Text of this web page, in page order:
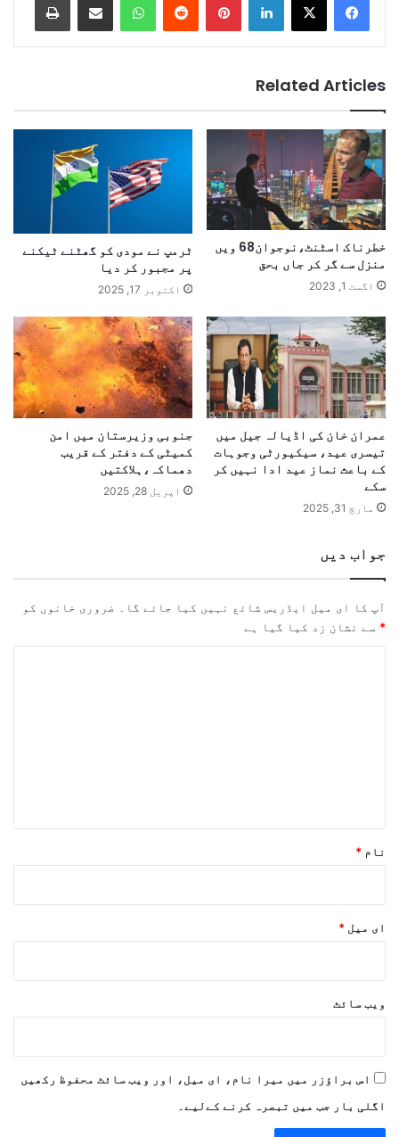
Related Articles
خطرناک اسٹنٹ،نوجوان68 ویں
منزل سے گر کر جاں بحق
اگست 1, 2023
ٹرمپ نے مودی کو گھٹنے ٹیکنے
پر مجبور کر دیا
اکتوبر 17, 2025
عمران خان کی اڈیالہ جیل میں
تیسری عید، سیکیورٹی وجوہات
کے باعث نماز عید ادا نہیں کر
سکے
مارچ 31, 2025
جنوبی وزیرستان میں امن
کمیٹی کے دفتر کے قریب
دھماکہ،ہلاکتیں
اپریل 28, 2025
جواب دیں
آپ کا ای میل ایڈریس شائع نہیں کیا جائے گا۔
ضروری خانوں کو
* سے نشان زد کیا گیا ہے
نام *
ای میل *
ویب‌ سائٹ
اس براؤزر میں میرا نام، ای میل، اور ویب سائٹ محفوظ رکھیں
اگلی بار جب میں تبصرہ کرنے کےلیے۔